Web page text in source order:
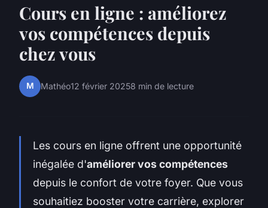
Cours en ligne : améliorez
vos compétences depuis
chez vous
M Mathéo12 février 20258 min de lecture
Les cours en ligne offrent une opportunité
inégalée d'améliorer vos compétences
depuis le confort de votre foyer. Que vous
souhaitiez booster votre carrière, explorer